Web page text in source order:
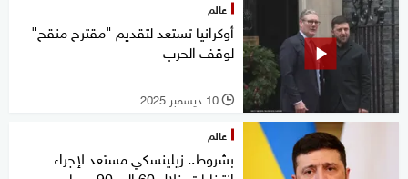
عالم
أوكرانيا تستعد لتقديم "مقترح منقح"
لوقف الحرب
l 10 ديسمبر 2025
عالم
بشروط.. زيلينسكي مستعد لإجراء